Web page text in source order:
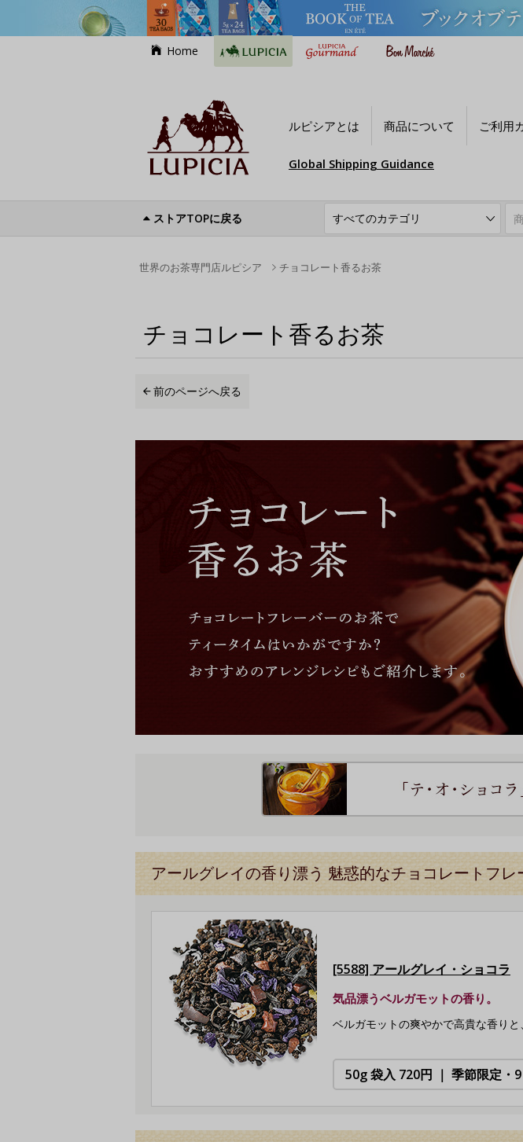
Home
ルピシアとは 商品について ご利用
Global Shipping Guidance
ストアTOPに戻る
世界のお茶専門店ルピシア チョコレート香るお茶
チョコレート香るお茶
前のページへ戻る
アールグレイの香り漂う 魅惑的なチョコレートフレ
[5588] アールグレイ・ショコラ
気品漂うベルガモットの香り。
ベルガモットの爽やかで高貴な香り